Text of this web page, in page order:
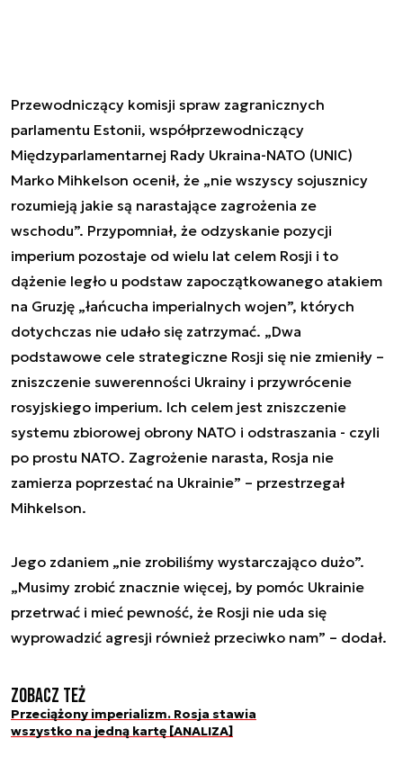
Przewodniczący komisji spraw zagranicznych
parlamentu Estonii, współprzewodniczący
Międzyparlamentarnej Rady Ukraina-NATO (UNIC)
Marko Mihkelson ocenił, że „nie wszyscy sojusznicy
rozumieją jakie są narastające zagrożenia ze
wschodu”. Przypomniał, że odzyskanie pozycji
imperium pozostaje od wielu lat celem Rosji i to
dążenie legło u podstaw zapoczątkowanego atakiem
na Gruzję „łańcucha imperialnych wojen”, których
dotychczas nie udało się zatrzymać. „Dwa
podstawowe cele strategiczne Rosji się nie zmieniły –
zniszczenie suwerenności Ukrainy i przywrócenie
rosyjskiego imperium. Ich celem jest zniszczenie
systemu zbiorowej obrony NATO i odstraszania - czyli
po prostu NATO. Zagrożenie narasta, Rosja nie
zamierza poprzestać na Ukrainie” – przestrzegał
Mihkelson.
Jego zdaniem „nie zrobiliśmy wystarczająco dużo”.
„Musimy zrobić znacznie więcej, by pomóc Ukrainie
przetrwać i mieć pewność, że Rosji nie uda się
wyprowadzić agresji również przeciwko nam” – dodał.
Zobacz też
Przeciążony imperializm. Rosja stawia
wszystko na jedną kartę [ANALIZA]